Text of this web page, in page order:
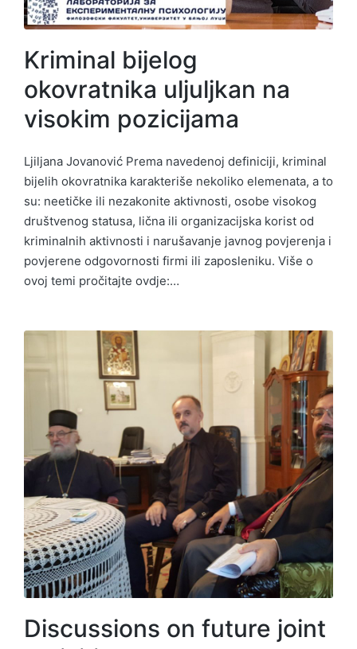
Kriminal bijelog
okovratnika uljuljkan na
visokim pozicijama
Ljiljana Jovanović Prema navedenoj definiciji, kriminal
bijelih okovratnika karakteriše nekoliko elemenata, a to
su: neetičke ili nezakonite aktivnosti, osobe visokog
društvenog statusa, lična ili organizacijska korist od
kriminalnih aktivnosti i narušavanje javnog povjerenja i
povjerene odgovornosti firmi ili zaposleniku. Više o
ovoj temi pročitajte ovdje:…
Discussions on future joint